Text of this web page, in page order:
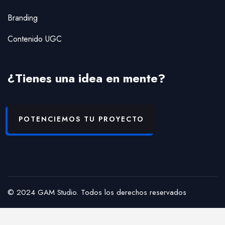
Branding
Contenido UGC
¿Tienes una idea en mente?
POTENCIEMOS TU PROYECTO
© 2024 GAM Studio. Todos los derechos reservados